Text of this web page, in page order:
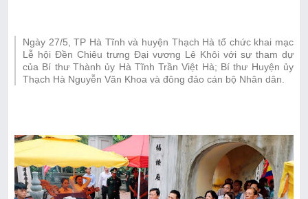
Ngày 27/5, TP Hà Tĩnh và huyện Thạch Hà tổ chức khai mạc
Lễ hội Đền Chiêu trưng Đại vương Lê Khôi với sự tham dự
của Bí thư Thành ủy Hà Tĩnh Trần Việt Hà; Bí thư Huyện ủy
Thạch Hà Nguyễn Văn Khoa và đông đảo cán bộ Nhân dân.